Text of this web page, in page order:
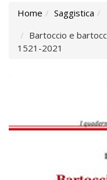
Home Saggistica
Bartoccio e
1521-2021